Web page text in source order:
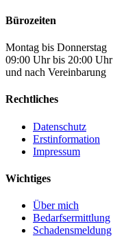
Bürozeiten
Montag bis Donnerstag
09:00 Uhr bis 20:00 Uhr
und nach Vereinbarung
Rechtliches
Datenschutz
Erstinformation
Impressum
Wichtiges
Über mich
Bedarfsermittlung
Schadensmeldung